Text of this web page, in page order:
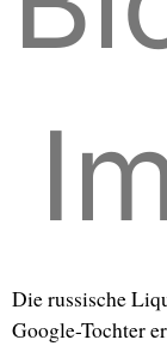
Die russische
Google-Tochter